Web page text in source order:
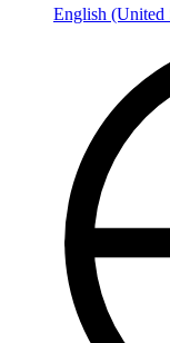
English (United